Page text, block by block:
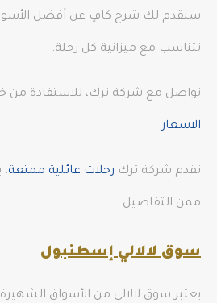
سنقدم لك شرح كافٍ عن أفضل
تتناسب مع ميزانية كل رحلة.
تواصل مع شركة ترك، للاستفادة من
الاسعار
تقدم شركة ترك رحلات عائلية ممتعة
ممن التفاصيل
سوق لالالي إسطنبول
يعتبر سوق لالالى من الأسواق